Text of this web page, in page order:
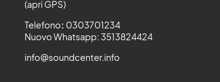
(apri GPS)
Telefono: 0303701234
Nuovo Whatsapp: 3513824424
info@soundcenter.info